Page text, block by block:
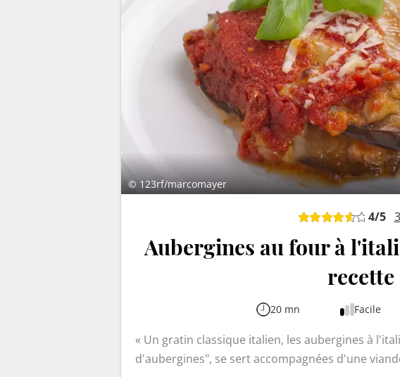
© 123rf/marcomayer
4/5 3
Aubergines au four à
recette
20 mn Facile
Un gratin classique italien, les aubergines à
d'aubergines", se sert accompagnées d'une